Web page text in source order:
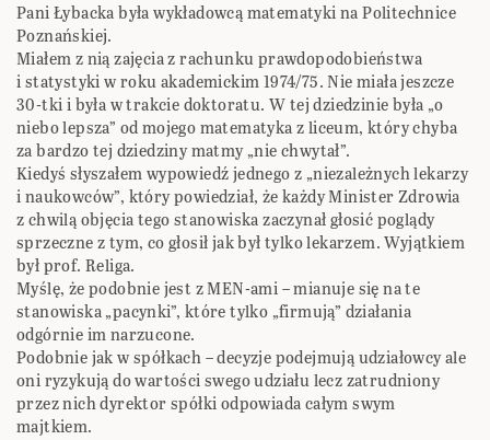
Pani Łybacka była wykładowcą matematyki na Politechnice
Poznańskiej.
Miałem z nią zajęcia z rachunku prawdopodobieństwa
i statystyki w roku akademickim 1974/75. Nie miała jeszcze
30-tki i była w trakcie doktoratu. W tej dziedzinie była „o
niebo lepsza” od mojego matematyka z liceum, który chyba
za bardzo tej dziedziny matmy „nie chwytał”.
Kiedyś słyszałem wypowiedź jednego z „niezależnych lekarzy
i naukowców”, który powiedział, że każdy Minister Zdrowia
z chwilą objęcia tego stanowiska zaczynał głosić poglądy
sprzeczne z tym, co głosił jak był tylko lekarzem. Wyjątkiem
był prof. Religa.
Myślę, że podobnie jest z MEN-ami – mianuje się na te
stanowiska „pacynki”, które tylko „firmują” działania
odgórnie im narzucone.
Podobnie jak w spółkach – decyzje podejmują udziałowcy ale
oni ryzykują do wartości swego udziału lecz zatrudniony
przez nich dyrektor spółki odpowiada całym swym
majtkiem.